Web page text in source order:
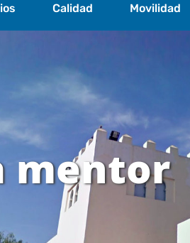
Calidad Movilidad
mentor